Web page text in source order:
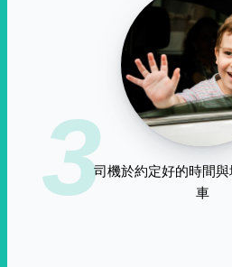
3司機於約定好的時間
車